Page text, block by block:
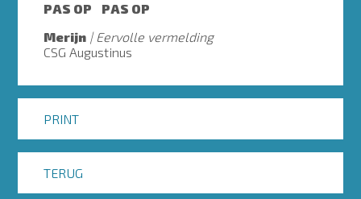
PAS OP PAS OP
Merijn
Eervolle vermelding
CSG Augustinus
PRINT
TERUG